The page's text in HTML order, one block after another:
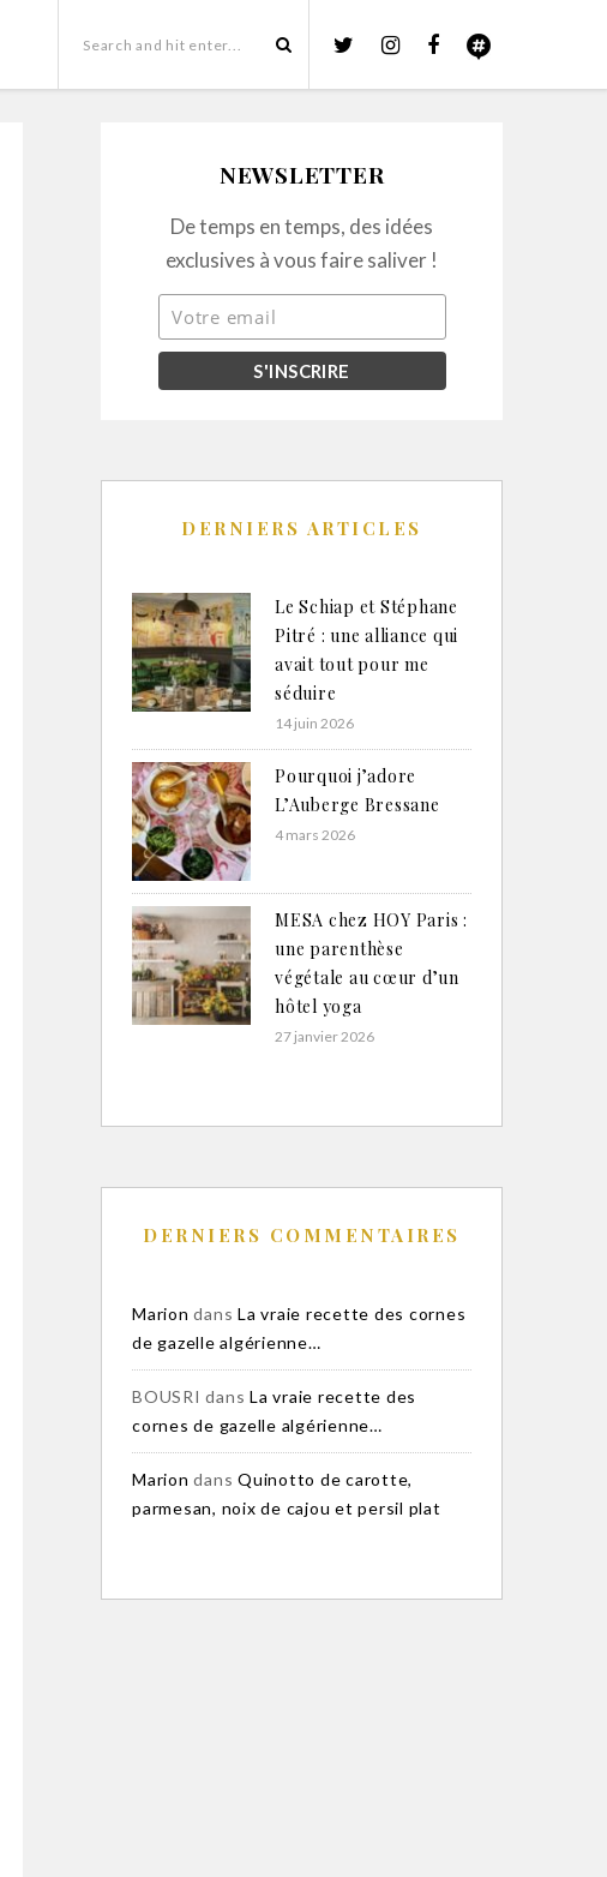
NEWSLETTER
De temps en temps, des idées
exclusives à vous faire saliver !
DERNIERS ARTICLES
Le Schiap et Stéphane
Pitré : une alliance qui
avait tout pour me
séduire
14 juin 2026
Pourquoi j’adore
L’Auberge Bressane
4 mars 2026
MESA chez HOY Paris :
une parenthèse
végétale au cœur d’un
hôtel yoga
27 janvier 2026
DERNIERS COMMENTAIRES
Marion dans La vraie recette des cornes
de gazelle algérienne…
BOUSRI dans La vraie recette des
cornes de gazelle algérienne…
Marion dans Quinotto de carotte,
parmesan, noix de cajou et persil plat